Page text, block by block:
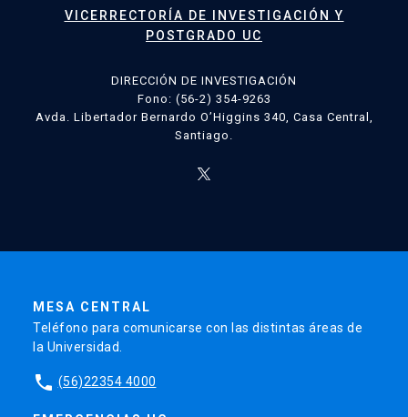
VICERRECTORÍA DE INVESTIGACIÓN Y
POSTGRADO UC
DIRECCIÓN DE INVESTIGACIÓN
Fono: (56-2) 354-9263
Avda. Libertador Bernardo O’Higgins 340, Casa Central,
Santiago.
MESA CENTRAL
Teléfono para comunicarse con las distintas áreas de
la Universidad.
phone (56)22354 4000